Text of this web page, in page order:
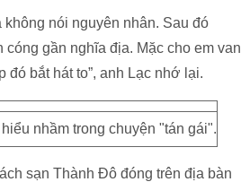
nói nguyên nhân. Sau đó
gần nghĩa địa. Mặc cho em van
bắt hát to”, anh Lạc nhớ lại.
nhầm trong chuyện "tán gái".
sạn Thành Đô đóng trên địa bàn